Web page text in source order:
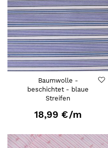
Baumwolle -
beschichtet - blaue
Streifen
18,99 €/m